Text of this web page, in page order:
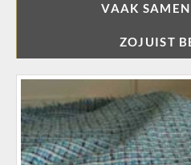
VAAK
ZOJUIST